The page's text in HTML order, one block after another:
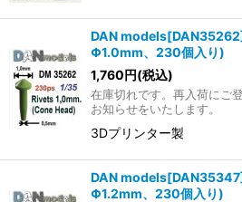
DAN
Φ1.0mm、230個入り)
1,760円(税込)
在庫切れです。再入荷にご
お知らせをいたします。
3Dプリンター製
DAN
Φ1.2mm、230個入り)